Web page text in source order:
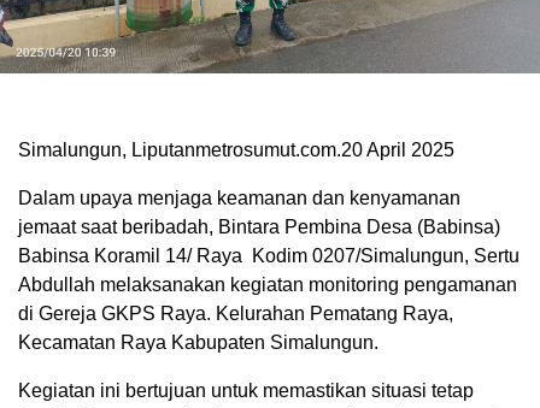
Simalungun, Liputanmetrosumut.com.20 April 2025
Dalam upaya menjaga keamanan dan kenyamanan
jemaat saat beribadah, Bintara Pembina Desa (Babinsa)
Babinsa Koramil 14/ Raya Kodim 0207/Simalungun, Sertu
Abdullah melaksanakan kegiatan monitoring pengamanan
di Gereja GKPS Raya. Kelurahan Pematang Raya,
Kecamatan Raya Kabupaten Simalungun.
Kegiatan ini bertujuan untuk memastikan situasi tetap